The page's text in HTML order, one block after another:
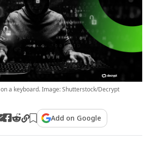
a keyboard. Image: Shutterstock/Decrypt
Add on Google